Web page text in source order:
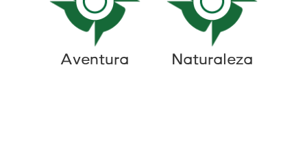
Aventura Naturaleza